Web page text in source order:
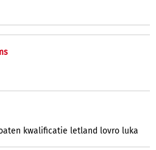
kwalificatie letland lovro luka